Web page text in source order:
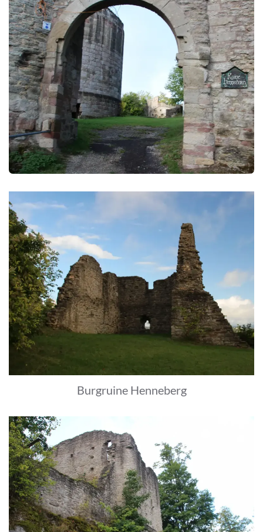
Burgruine Henneberg